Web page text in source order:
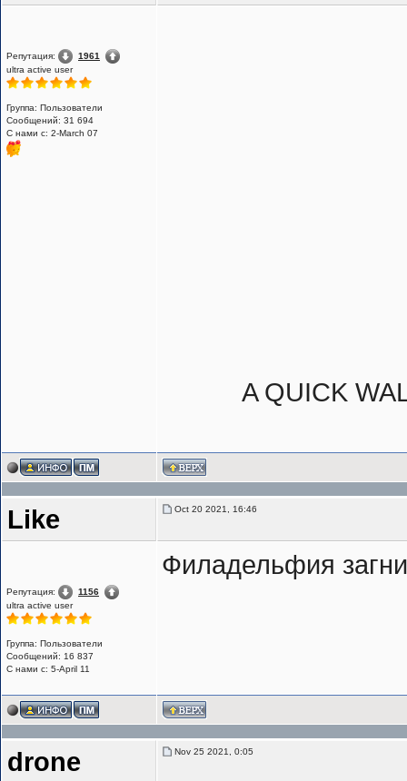
Репутация:
1961
ultra active user
Группа: Пользователи
Сообщений: 31 694
С нами с: 2-March 07
A QUICK
Like Oct 20 2021, 16:46
Репутация:
1156
ultra active user
Группа: Пользователи
Сообщений: 16 837
С нами с: 5-April 11
Филадельфия
drone Nov 25 2021, 0:05